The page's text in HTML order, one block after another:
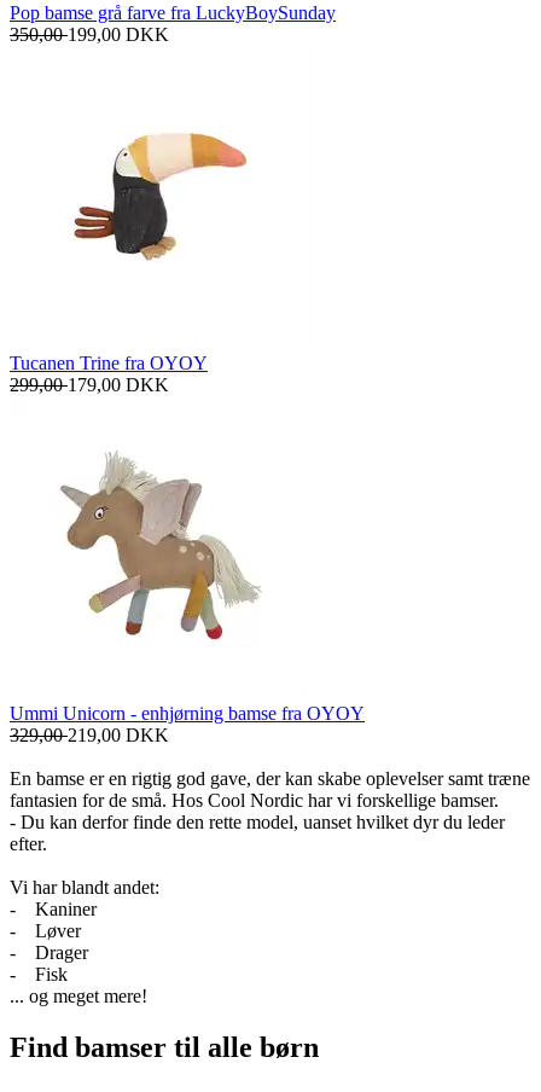
Pop bamse grå farve fra LuckyBoySunday
350,00199,00 DKK
Tucanen Trine fra OYOY
299,00179,00 DKK
Ummi Unicorn - enhjørning bamse fra OYOY
329,00219,00 DKK
En bamse er en rigtig god gave, der kan skabe oplevelser samt træne
fantasien for de små. Hos Cool Nordic har vi forskellige bamser.
- Du kan derfor finde den rette model, uanset hvilket dyr du leder
efter.
Vi har blandt andet:
- Kaniner
- Løver
- Drager
- Fisk
... og meget mere!
Find bamser til alle børn